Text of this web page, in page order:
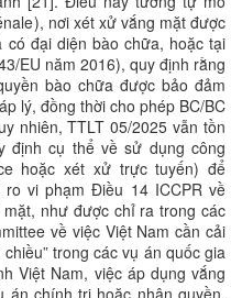
nơi xét xử vắng mặt được
có đại diện bào chữa, hoặc tại
EU năm 2016), quy định rằng
bào chữa được bảo đảm
lý, đồng thời cho phép BC/BC
nhiên, TTLT 05/2025 vẫn tồn
định cụ thể về sử dụng công
hoặc xét xử trực tuyến) để
vi phạm Điều 14 ICCPR về
như được chỉ ra trong các
về việc Việt Nam cần cải
trong các vụ án quốc gia
Việt Nam, việc áp dụng vắng
án chính trị hoặc nhân quyền,